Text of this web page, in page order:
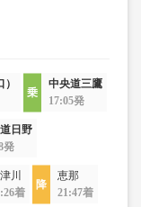
中央道三鷹
17:05発
日野
発
川
着
恵那
21:47着